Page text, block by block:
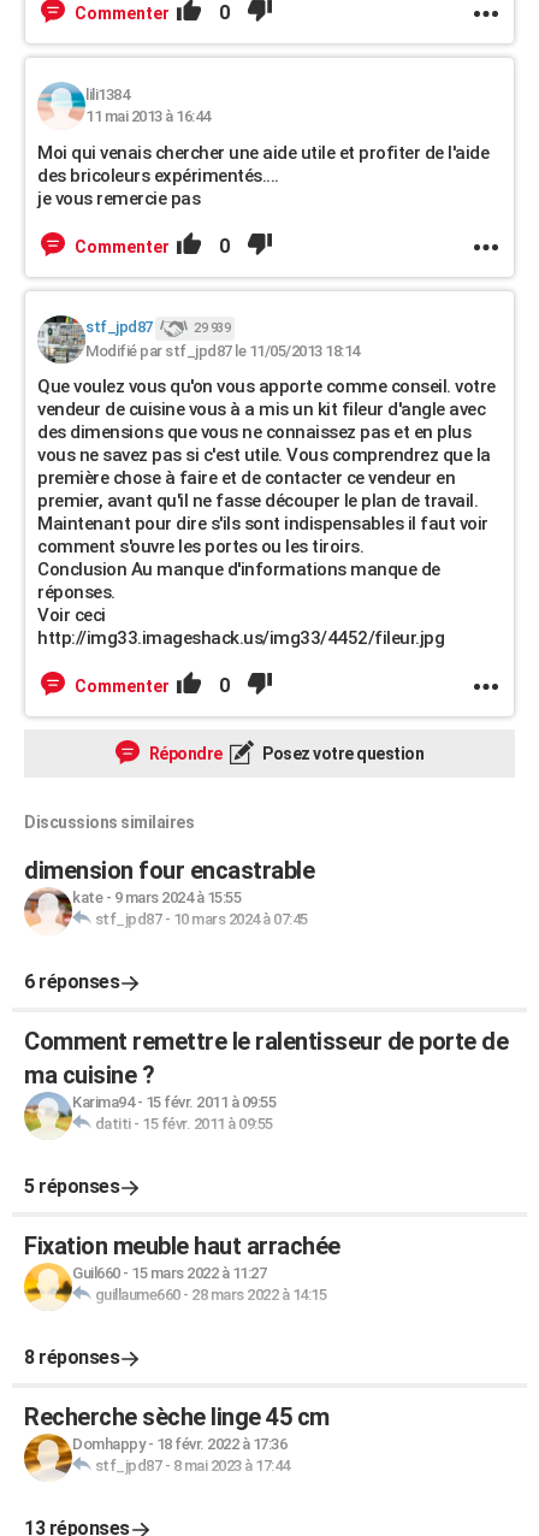
Commenter 0
lili1384
11 mai 2013 à 16:44
Moi qui venais chercher une aide utile et profiter de l'aide
des bricoleurs expérimentés....
je vous remercie pas
Commenter 0
stf_jpd87 29 939
Modifié par stf_jpd87 le 11/05/2013 18:14
Que voulez vous qu'on vous apporte comme conseil. votre
vendeur de cuisine vous à a mis un kit fileur d'angle avec
des dimensions que vous ne connaissez pas et en plus
vous ne savez pas si c'est utile. Vous comprendrez que la
première chose à faire et de contacter ce vendeur en
premier, avant qu'il ne fasse découper le plan de travail.
Maintenant pour dire s'ils sont indispensables il faut voir
comment s'ouvre les portes ou les tiroirs.
Conclusion Au manque d'informations manque de
réponses.
Voir ceci
http://img33.imageshack.us/img33/4452/fileur.jpg
Commenter 0
Répondre Posez votre question
Discussions similaires
dimension four encastrable
kate- 9 mars 2024 à 15:55
stf_jpd87- 10 mars 2024 à 07:45
6 réponses
Comment remettre le ralentisseur de porte de
ma cuisine ?
Karima94- 15 févr. 2011 à 09:55
datiti- 15 févr. 2011 à 09:55
5 réponses
Fixation meuble haut arrachée
Guil660- 15 mars 2022 à 11:27
guillaume660- 28 mars 2022 à 14:15
8 réponses
Recherche sèche linge 45 cm
Domhappy- 18 févr. 2022 à 17:36
stf_jpd87- 8 mai 2023 à 17:44
13 réponses